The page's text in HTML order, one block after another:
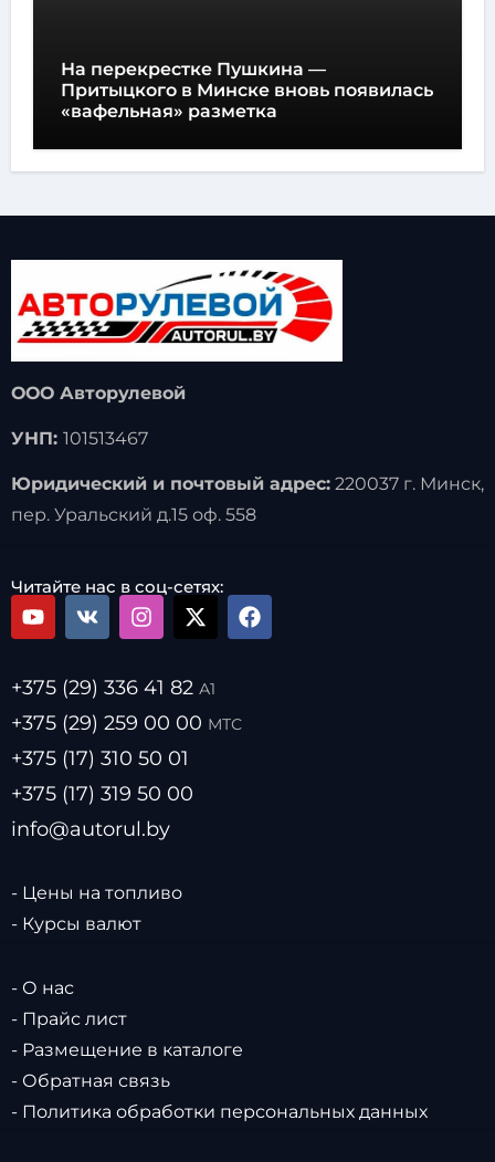
На перекрестке Пушкина —
Притыцкого в Минске вновь появилась
«вафельная» разметка
ООО Авторулевой
УНП: 101513467
Юридический и почтовый адрес:220037 г. Минск,
пер. Уральский д.15 оф. 558
Читайте нас в соц-сетях:
+375 (29) 336 41 82 А1
+375 (29) 259 00 00 МТС
+375 (17) 310 50 01
+375 (17) 319 50 00
info@autorul.by
- Цены на топливо
- Курсы валют
- О нас
- Прайс лист
- Размещение в каталоге
- Обратная связь
- Политика обработки персональных данных